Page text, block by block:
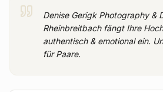
Denise Gerigk Photography &
Rheinbreitbach fängt Ihre
authentisch & emotional ein.
für Paare.